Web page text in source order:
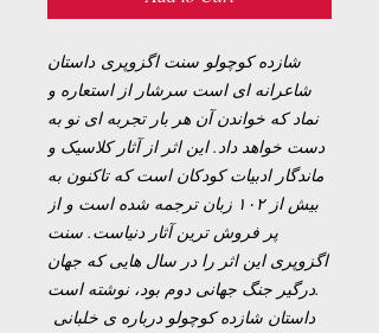
شازده کوچولو سنت اگزوپری داستان
شاعرانه ای است سرشار از استعاره و
نماد که خواندن آن هر بار تجربه ای نو به
دست خواهد داد. این اثر از آثار کلاسیک و
ماندگار ادبیات کودکان است که تاکنون به
بیش از ۱۰۲ زبان ترجمه شده است و از
پر فروش ترین آثار دنیاست. سنت
اگزوپری این اثر را در سال هایی که جهان
درگیر جنگ جهانی دوم بود، نوشته است.